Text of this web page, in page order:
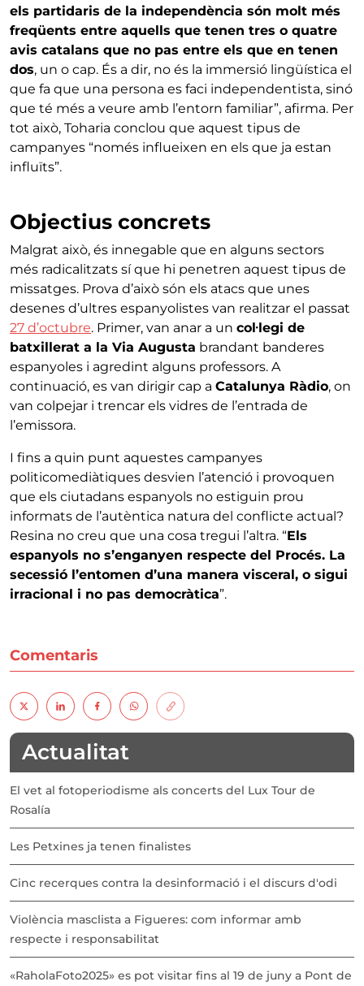
els partidaris de la independència són molt més
freqüents entre aquells que tenen tres o quatre
avis catalans que no pas entre els que en tenen
dos, un o cap. És a dir, no és la immersió lingüística el
que fa que una persona es faci independentista, sinó
que té més a veure amb l’entorn familiar”, afirma. Per
tot això, Toharia conclou que aquest tipus de
campanyes “només influeixen en els que ja estan
influïts”.
Objectius concrets
Malgrat això, és innegable que en alguns sectors
més radicalitzats sí que hi penetren aquest tipus de
missatges. Prova d’això són els atacs que unes
desenes d’ultres espanyolistes van realitzar el passat
27 d’octubre. Primer, van anar a un col·legi de
batxillerat a la Via Augusta brandant banderes
espanyoles i agredint alguns professors. A
continuació, es van dirigir cap a Catalunya Ràdio, on
van colpejar i trencar els vidres de l’entrada de
l’emissora.
I fins a quin punt aquestes campanyes
politicomediàtiques desvien l’atenció i provoquen
que els ciutadans espanyols no estiguin prou
informats de l’autèntica natura del conflicte actual?
Resina no creu que una cosa tregui l’altra. “Els
espanyols no s’enganyen respecte del Procés. La
secessió l’entomen d’una manera visceral, o sigui
irracional i no pas democràtica”.
Comentaris
Actualitat
El vet al fotoperiodisme als concerts del Lux Tour de
Rosalía
Les Petxines ja tenen finalistes
Cinc recerques contra la desinformació i el discurs d'odi
Violència masclista a Figueres: com informar amb
respecte i responsabilitat
«RaholaFoto2025» es pot visitar fins al 19 de juny a Pont de